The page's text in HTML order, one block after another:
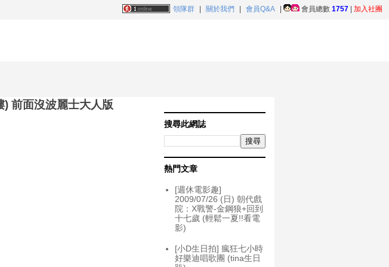
領隊群 關於我們 會員Q&A 會員總數 1757 加入社團
前面沒波麗士大人版
搜尋此網誌
熱門文章
[週休電影趣]
2009/07/26 (日) 朝代戲
院：X戰警-金鋼狼+回到
十七歲 (輕鬆一夏!!看電
影)
[小D生日拍] 瘋狂七小時
好樂迪唱歌團 (tina生日